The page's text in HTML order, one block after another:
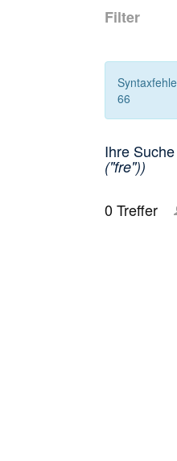
Filter
66
Ihre
("fre"))
0Treffer